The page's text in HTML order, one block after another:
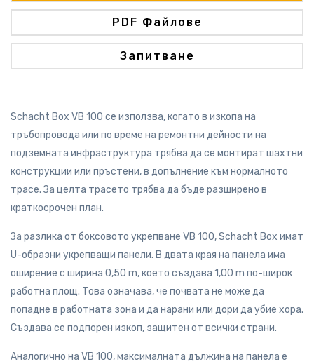
PDF Файлове
Запитване
Schacht Box VB 100 се използва, когато в изкопа на
тръбопровода или по време на ремонтни дейности на
подземната инфраструктура трябва да се монтират шахтни
конструкции или пръстени, в допълнение към нормалното
трасе. За целта трасето трябва да бъде разширено в
краткосрочен план.
За разлика от боксовото укрепване VB 100, Schacht Box имат
U-образни укрепващи панели. В двата края на панела има
оширение с ширина 0,50 m, което създава 1,00 m по-широк
работна площ. Това означава, че почвата не може да
попадне в работната зона и да нарани или дори да убие хора.
Създава се подпорен изкоп, защитен от всички страни.
Аналогично на VB 100, максималната дължина на панела е